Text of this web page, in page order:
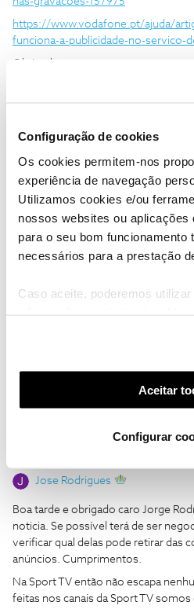
Configuração de cookies
Os cookies permitem-nos
experiência de navegação
Utilizamos cookies e/ou
nossos websites ou aplicações
para o seu bom funcionamento
necessários para a prestação
Caso aceite, poderemos
funcionalidades (cookies de
funcionalidade) e adaptar
(cookies de publicidade
utilização dos cookies clicando
Aceitar
Configurar
https://www.vodafone.pt/ajuda/
funciona-a-publicidade-no-servico-
dicas, ajuda e novidades do Fórum
1 pessoa gostou
Boa tarde e obrigado caro Jorge
Jose Rodrigues
Boa tarde e obrigado caro Jorge
noticia. Se possível terá de ser
verificar qual delas pode retirar das
anúncios. Cumprimentos.
Na Sport TV então não escapa
feitas nos canais da Sport TV